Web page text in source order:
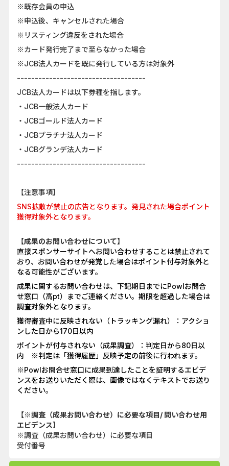
※既存会員の申込
※申込後、キャンセルされた場合
※リスティング違反をされた場合
※カード発行完了まで至らなかった場合
※JCB法人カードを既に発行している方は対象外
------------------------------------
JCB法人カードは以下券種を指します。
・JCB一般法人カード
・JCBゴールド法人カード
・JCBプラチナ法人カード
・JCBグランデ法人カード
------------------------------------
【注意事項】
SNS拡散が禁止の広告となります。発見された場合ポイント
獲得対象外となります。
【成果のお問い合わせについて】
直接スポンサーサイトへお問い合わせすることは禁止されて
おり、お問い合わせが発覚した場合はポイント付与対象外と
なる可能性がございます。
成果に関するお問い合わせは、下記期日までにPowlお問合
せ窓口（高pt）までご連絡ください。期限を超過した場合は
調査対象外となります。
獲得審査中に反映されない（トラッキング漏れ）：アクショ
ンした日から170日以内
ポイントが付与されない（成果調査）：判定日から80日以
内 ※判定は「獲得履歴」反映予定の前後に行われます。
※Powlお問合せ窓口に成果到達したことを証明するエビデ
ンスをお送りいただく際は、画像ではなくテキストでお送り
ください。
【※調査（成果お問い合わせ）に必要な項目/ 問い合わせ用
エビデンス】
※調査（成果お問い合わせ）に必要な項目
受付番号